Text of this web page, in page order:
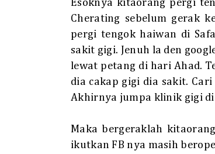
Esoknya kitaorang pergi
Cherating sebelum gerak
pergi tengok haiwan di
sakit gigi. Jenuh la den
lewat petang di hari Ahad.
dia cakap gigi dia sakit.
Akhirnya jumpa klinik gigi
Maka bergeraklah
ikutkan FB nya masih